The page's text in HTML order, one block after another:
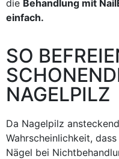
die Behandlung mit
einfach.
SO
NAGELPILZ
Da Nagelpilz
Wahrscheinlichkeit,
Nägel bei